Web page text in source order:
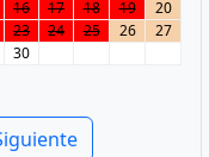
16 17 18 19
20
23 24 25 26
27
30